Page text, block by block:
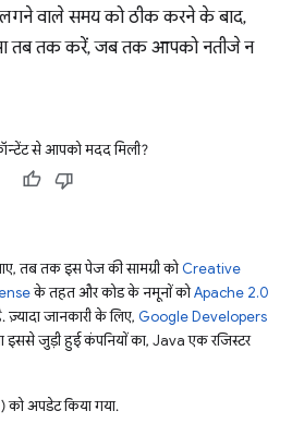
लगने वाले समय को ठीक करने के बाद,
तब तक करें, जब तक आपको नतीजे न
से आपको मदद मिली?
तब तक इस पेज की सामग्री कोCreative
के तहत और कोड के नमूनों कोApache 2.0
जानकारी के लिए, Google Developers
जुड़ी हुई कंपनियों का, Java एक रजिस्टर
अपडेट किया गया.